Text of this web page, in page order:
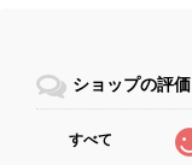
ショップの評価
すべて